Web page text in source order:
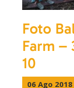
Foto
Farm –
10
06 Ago 2018